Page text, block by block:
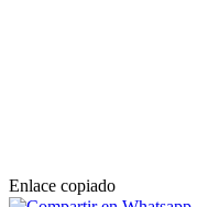
Enlace copiado